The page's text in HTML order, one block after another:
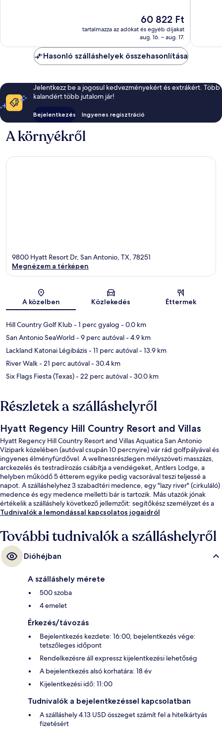
Az
ár
60 822 Ft
60 822 Ft
tartalmazza az adókat és egyéb díjakat
aug. 16. – aug. 17.
Hasonló szálláshelyek összehasonlítása
Jelentkezz be a jogosul kedvezményekért és extrákért. Több
kalandért több jutalom jár!
Bejelentkezés Ingyenes regisztráció
A környékről
Térkép
9800 Hyatt Resort Dr, San Antonio, TX, 78251
Megnézem a térképen
A közelben Közlekedés Éttermek
Hill Country Golf Klub- 1 perc gyalog - 0.0 km
San Antonio SeaWorld - 9 perc autóval- 4.9 km
Lackland Katonai Légibázis- 11 perc autóval- 13.9 km
River Walk- 21 perc autóval- 30.4 km
Six Flags Fiesta (Texas)- 22 perc autóval- 30.0 km
Részletek a szálláshelyről
Hyatt Regency Hill Country Resort and Villas
Hyatt Regency Hill Country Resort and Villas Aquatica San Antonio
Vízipark közelében (autóval csupán 10 percnyire) vár rád golfpályával és
ingyenes élményfürdővel. A wellnessrészlegen mélyszöveti masszázs,
arckezelés és testradírozás csábítja a vendégeket, Antlers Lodge, a
helyben működő 5 étterem egyike pedig vacsorával teszi teljessé a
napot. A szálláshelyhez 3 szabadtéri medence, egy "lazy river" (cirkuláló)
medence és egy medence melletti bár is tartozik. Más utazók jónak
értékelik a szálláshely következő jellemzőit: segítőkész személyzet és a
szálláshely általános állapota.
Tudnivalók a lemondással kapcsolatos jogaidról
További tudnivalók a szálláshelyről
Dióhéjban
A szálláshely mérete
500 szoba
4 emelet
Érkezés/távozás
Bejelentkezés kezdete: 16:00, bejelentkezés vége:
tetszőleges időpont
Rendelkezésre áll expressz kijelentkezési lehetőség
A bejelentkezés alsó korhatára: 18 év
Kijelentkezési idő: 11:00
Tudnivalók a bejelentkezéssel kapcsolatban
A szálláshely 4.13 USD összeget számít fel a hitelkártyás
fizetésért